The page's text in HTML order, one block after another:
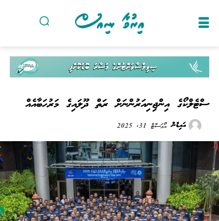
ސްޓެލްކޯގެ އިންޖިނިއަރުންނަށް ރަތް ދޫލައިގެ މަރުހަބާއެއް
އައިޑެން އޯގަސްޓް 31, 2025